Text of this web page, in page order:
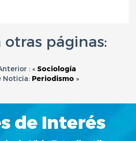
otras páginas:
: « Sociología
Noticia: Periodismo»
de Interés